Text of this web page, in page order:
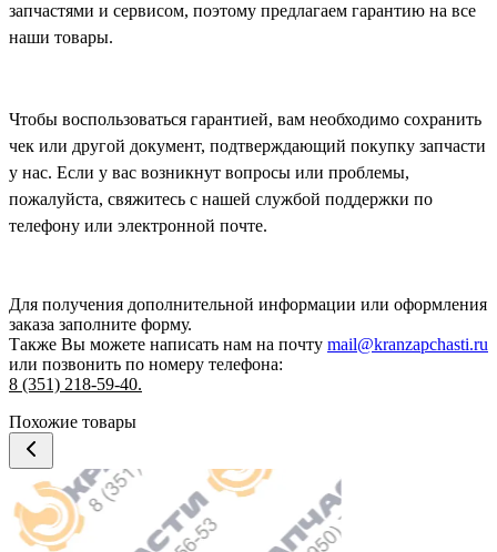
запчастями и сервисом, поэтому предлагаем гарантию на все
наши товары.
Чтобы воспользоваться гарантией, вам необходимо сохранить
чек или другой документ, подтверждающий покупку запчасти
у нас. Если у вас возникнут вопросы или проблемы,
пожалуйста, свяжитесь с нашей службой поддержки по
телефону или электронной почте.
Для получения дополнительной информации или оформления
заказа заполните форму.
Также Вы можете написать нам на почту mail@kranzapchasti.ru
или позвонить по номеру телефона:
8 (351) 218-59-40.
Похожие товары